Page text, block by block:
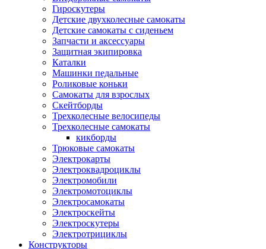
Гироскутеры
Детские двухколесные самокаты
Детские самокаты с сиденьем
Запчасти и аксессуары
Защитная экипировка
Каталки
Машинки педальные
Роликовые коньки
Самокаты для взрослых
Скейтборды
Трехколесные велосипеды
Трехколесные самокаты
кикборды
Трюковые самокаты
Электрокарты
Электроквадроциклы
Электромобили
Электромотоциклы
Электросамокаты
Электроскейты
Электроскутеры
Электротрициклы
Конструкторы